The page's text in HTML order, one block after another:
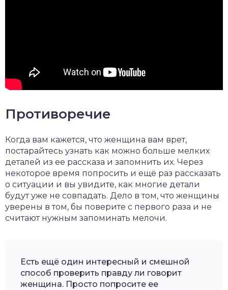
Противоречие
Когда вам кажется, что женщина вам врет,
постарайтесь узнать как можно больше мелких
деталей из ее рассказа и запомнить их. Через
некоторое время попросить и ещё раз рассказать
о ситуации и вы увидите, как многие детали
будут уже не совпадать. Дело в том, что женщины
уверены в том, бы поверите с первого раза и не
считают нужным запоминать мелочи.
Есть ещё один интересный и смешной
способ проверить правду ли говорит
женщина. Просто попросите ее